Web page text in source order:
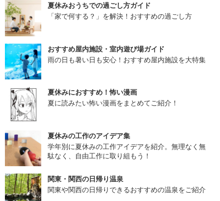
夏休みおうちでの過ごし方ガイド
「家で何する？」を解決！おすすめの過ごし方
おすすめ屋内施設・室内遊び場ガイド
雨の日も暑い日も安心！おすすめ屋内施設を大特集
夏休みにおすすめ！怖い漫画
夏に読みたい怖い漫画をまとめてご紹介！
夏休みの工作のアイデア集
学年別に夏休みの工作アイデアを紹介。無理なく無
駄なく、自由工作に取り組もう！
関東・関西の日帰り温泉
関東や関西の日帰りできるおすすめの温泉をご紹介